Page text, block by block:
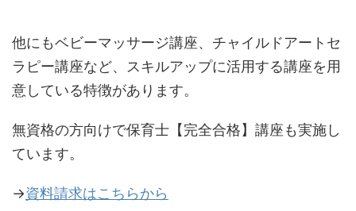
他にもベビーマッサージ講座、チャイルドアートセ
ラピー講座など、スキルアップに活用する講座を用
意している特徴があります。
無資格の方向けで保育士【完全合格】講座も実施し
ています。
→資料請求はこちらから